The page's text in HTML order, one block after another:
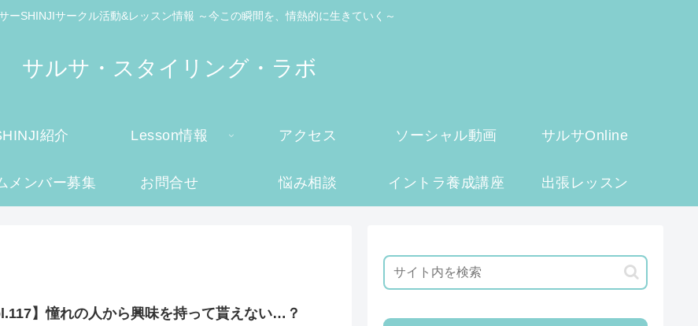
ーSHINJIサークル活動&レッスン情報 ～今この瞬間を、情熱的に生きていく～
サルサ・スタイリング・ラボ
紹介 Lesson情報 アクセス ソーシャル動画 サルサOnline
メンバー募集 お問合せ 悩み相談 イントラ養成講座 出張レッスン
】憧れの人から興味を持って貰えない…？